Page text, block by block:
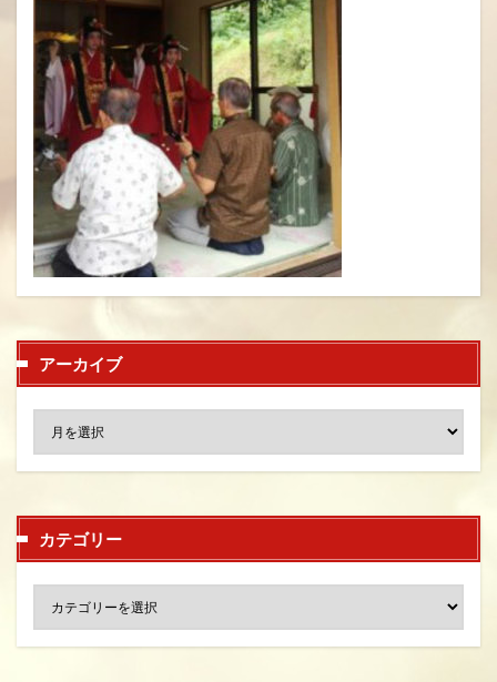
アーカイブ
カテゴリー